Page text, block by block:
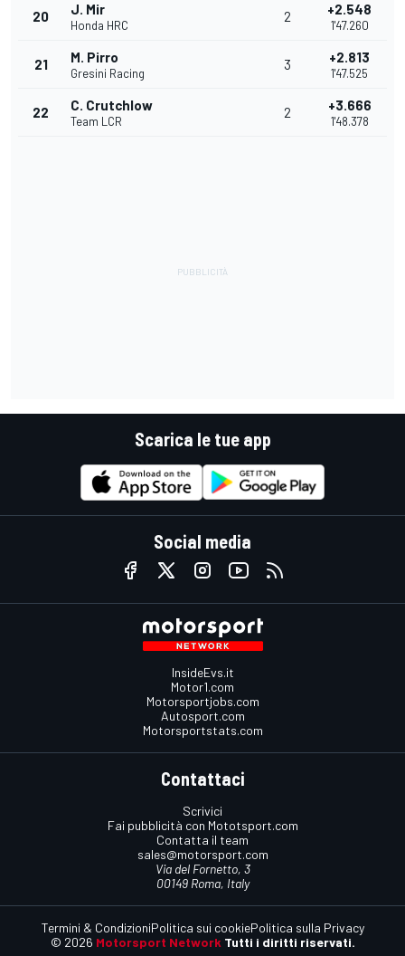
20 J. Mir
Honda HRC
2 +2.548
1'47.260
21 M. Pirro
Gresini Racing
3 +2.813
1'47.525
22 C. Crutchlow
Team LCR
2 +3.666
1'48.378
Scarica le tue app
Social media
InsideEvs.it
Motor1.com
Motorsportjobs.com
Autosport.com
Motorsportstats.com
Contattaci
Scrivici
Fai pubblicità con Mototsport.com
Contatta il team
sales@motorsport.com
Via del Fornetto, 3
00149 Roma, Italy
© 2026 Motorsport Network Tutti i diritti riservati.
Termini & CondizioniPolitica sui cookiePolitica sulla Privacy